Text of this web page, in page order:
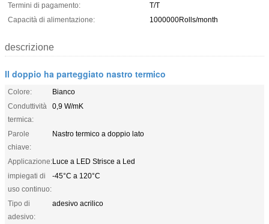
Termini di pagamento:
T/T
Capacità di alimentazione:
1000000Rolls/month
descrizione
Il doppio ha parteggiato nastro termico
Colore:
Bianco
Conduttività
termica:
0,9 W/mK
Parole
chiave:
Nastro termico a doppio lato
Applicazione:Luce a LED Strisce a Led
impiegati di
uso continuo:
-45°C a 120°C
Tipo di
adesivo:
adesivo acrilico